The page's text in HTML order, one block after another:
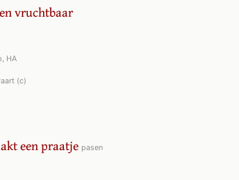
vruchtbaar
HA
(c)
een praatje pasen